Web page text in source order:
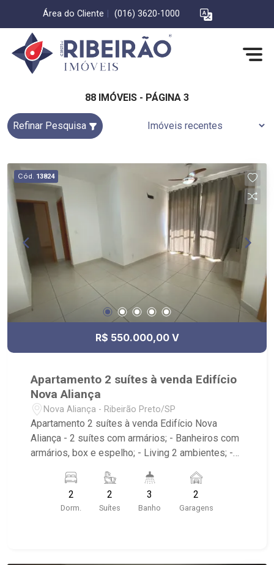
Área do Cliente (016) 3620-1000
88 IMÓVEIS - PÁGINA 3
Refinar Pesquisa
Cód. 13824
R$ 550.000,00 V
Apartamento 2 suítes à venda Edifício
Nova Aliança
Nova Aliança - Ribeirão Preto/SP
Apartamento 2 suítes à venda Edifício Nova
Aliança - 2 suítes com armários; - Banheiros com
armários, box e espelho; - Living 2 ambientes; -
Sacada gourmet; - 2 vagas de garagem -
Condomínio com piscina, salão de festas,
academia e portaria 24h; - Próximo a UNIP,
2
Dorm.
2
Suítes
3
Banho
2
Garagens